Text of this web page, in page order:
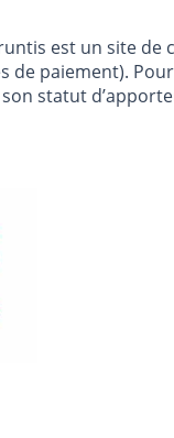
est un site
paiement).
statut